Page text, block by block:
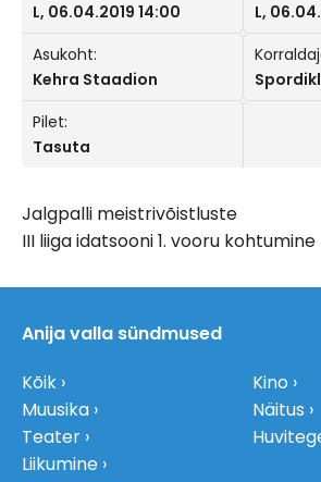
L, 06.04.2019 14:00
L,
Asukoht:
Kehra Staadion
Pilet:
Tasuta
Jalgpalli meistrivõistluste
III liiga idatsooni 1. vooru kohtumine
Anija valla sündmused
Kõik
Muusika
Teater
Liikumine
Kino
Näitus